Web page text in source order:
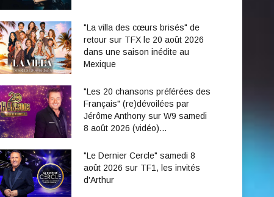
"La villa des cœurs brisés" de
retour sur TFX le 20 août 2026
dans une saison inédite au
Mexique
"Les 20 chansons préférées des
Français" (re)dévoilées par
Jérôme Anthony sur W9 samedi
8 août 2026 (vidéo)…
"Le Dernier Cercle" samedi 8
août 2026 sur TF1, les invités
d'Arthur